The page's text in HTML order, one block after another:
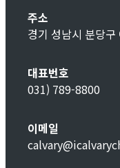
주소
경기 성남시 분당
대표번호
031) 789-8800
이메일